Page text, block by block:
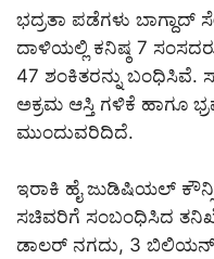
ಭದ್ರತಾ ಪಡೆಗಳು ಬಾಗ್ದಾದ್
ದಾಳಿಯಲ್ಲಿ ಕನಿಷ್ಠ 7
47 ಶಂಕಿತರನ್ನು
ಅಕ್ರಮ ಆಸ್ತಿ ಗಳಿಕೆ ಹಾಗೂ
ಮುಂದುವರಿದಿದೆ.
ಇರಾಕಿ ಹೈ ಜುಡಿಷಿಯಲ್
ಸಚಿವರಿಗೆ ಸಂಬಂಧಿಸಿದ
ಡಾಲರ್ ನಗದು, 3 ಬಿಲಿಯನ್